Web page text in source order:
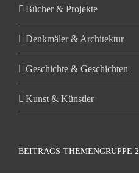
Bücher & Projekte
Denkmäler & Architektur
Geschichte & Geschichten
Kunst & Künstler
BEITRAGS-THEMENGRUPPE 2